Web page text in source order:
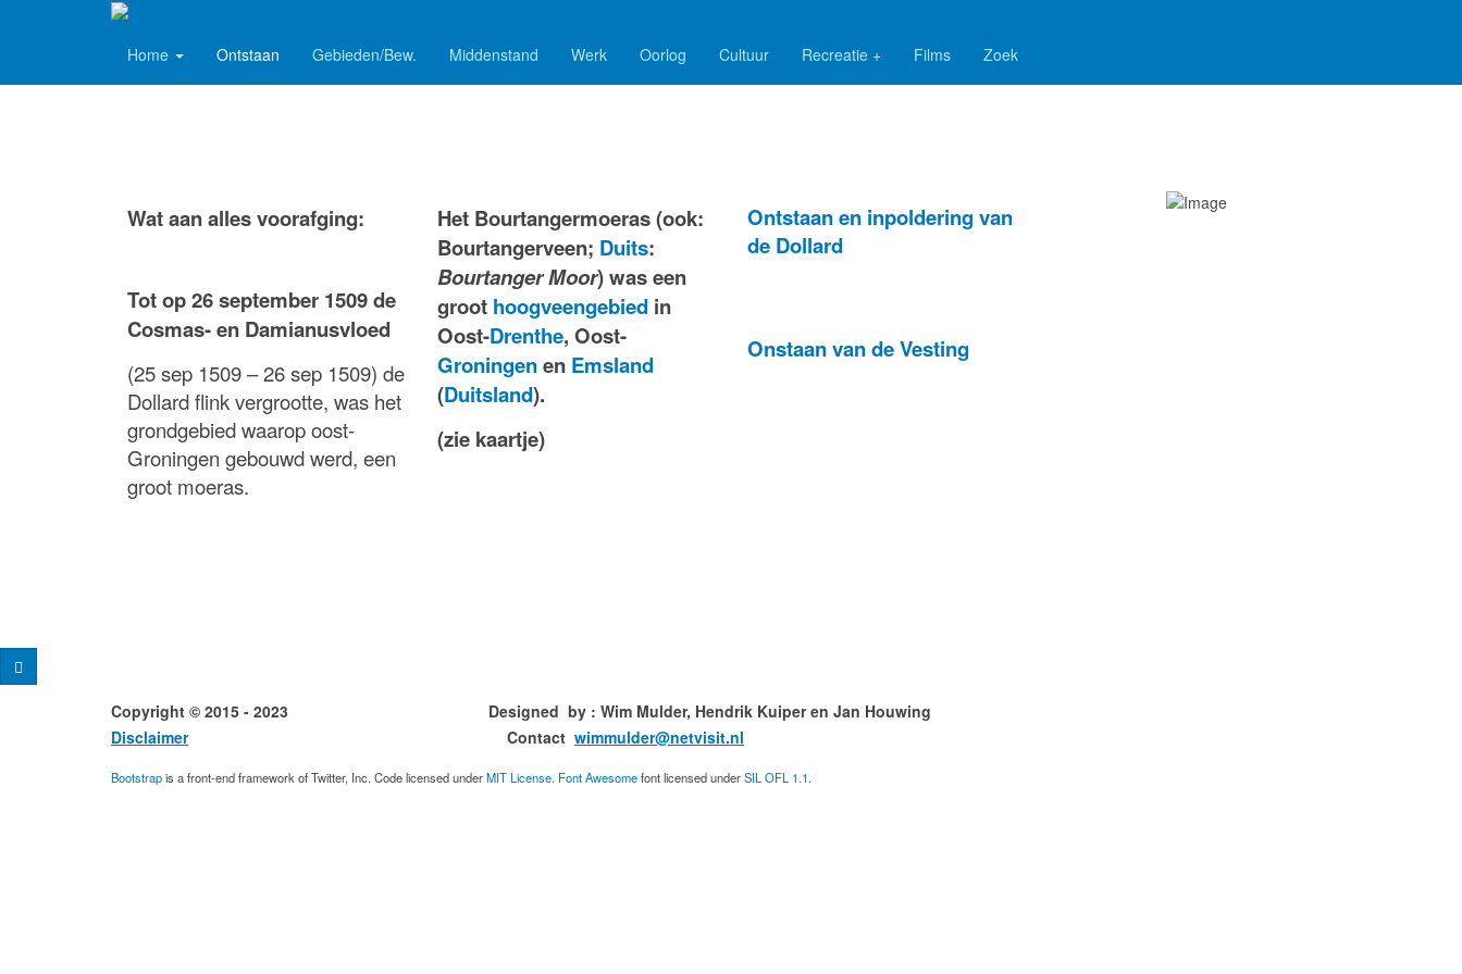
Home
Ontstaan Gebieden/Bew. Middenstand Werk Oorlog Cultuur Recreatie + Films Zoek
Wat aan alles voorafging:
Tot op 26 september 1509 de
Cosmas- en Damianusvloed
(25 sep 1509 – 26 sep 1509) de
Dollard flink vergrootte, was het
grondgebied waarop oost-
Groningen gebouwd werd, een
groot moeras.
Het Bourtangermoeras (ook:
Bourtangerveen; Duits:
Bourtanger Moor) was een
groot hoogveengebied in
Oost-Drenthe, Oost-
Groningenen Emsland
(Duitsland).
(zie kaartje)
Ontstaan en inpoldering van
de Dollard
Onstaan van de Vesting
Copyright © 2015 - 2023 Designed by : Wim Mulder, Hendrik Kuiper en Jan Houwing
Disclaimer
Contact wimmulder@netvisit.nl
Bootstrapis a front-end framework of Twitter, Inc. Code licensed underMIT License. Font Awesomefont licensed underSIL OFL 1.1.